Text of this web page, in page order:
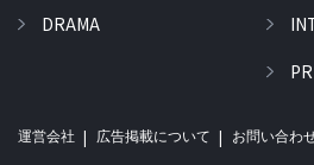
DRAMA
運営会社 広告掲載について お問い合わ